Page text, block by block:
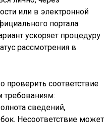
или в электронной
портала
ускоряет процедуру
рассмотрения в
проверить соответствие
требованиям:
сведений,
Несоответствие может